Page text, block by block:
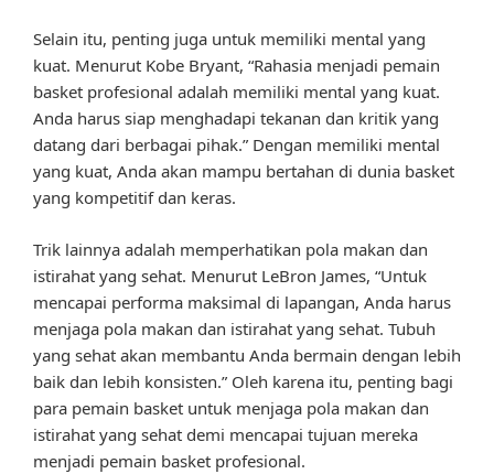
Selain itu, penting juga untuk memiliki mental yang
kuat. Menurut Kobe Bryant, “Rahasia menjadi pemain
basket profesional adalah memiliki mental yang kuat.
Anda harus siap menghadapi tekanan dan kritik yang
datang dari berbagai pihak.” Dengan memiliki mental
yang kuat, Anda akan mampu bertahan di dunia basket
yang kompetitif dan keras.
Trik lainnya adalah memperhatikan pola makan dan
istirahat yang sehat. Menurut LeBron James, “Untuk
mencapai performa maksimal di lapangan, Anda harus
menjaga pola makan dan istirahat yang sehat. Tubuh
yang sehat akan membantu Anda bermain dengan lebih
baik dan lebih konsisten.” Oleh karena itu, penting bagi
para pemain basket untuk menjaga pola makan dan
istirahat yang sehat demi mencapai tujuan mereka
menjadi pemain basket profesional.